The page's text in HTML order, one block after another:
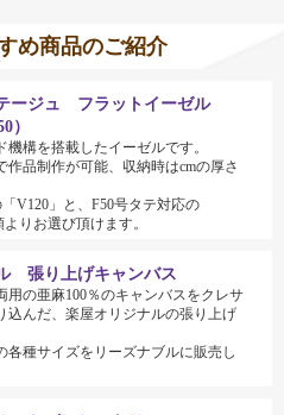
め商品のご紹介
ージュ フラットイーゼル
）
機構を搭載したイーゼルです。
作品制作が可能、収納時はcmの厚さ
V120」と、F50号タテ対応の
よりお選び頂けます。
張り上げキャンバス
用の亜麻100％のキャンバスをクレサ
込んだ、楽屋オリジナルの張り上げ
各種サイズをリーズナブルに販売し